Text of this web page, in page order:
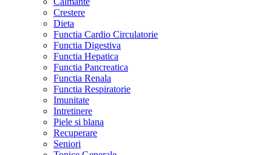
Crestere
Dieta
Functia Cardio Circulatorie
Functia Digestiva
Functia Hepatica
Functia Pancreatica
Functia Renala
Functia Respiratorie
Imunitate
Intretinere
Piele si blana
Recuperare
Seniori